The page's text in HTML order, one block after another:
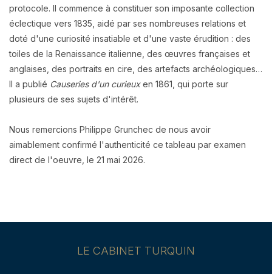
protocole. Il commence à constituer son imposante collection
éclectique vers 1835, aidé par ses nombreuses relations et
doté d'une curiosité insatiable et d'une vaste érudition : des
toiles de la Renaissance italienne, des œuvres françaises et
anglaises, des portraits en cire, des artefacts archéologiques…
Il a publié Causeries d'un curieuxen 1861, qui porte sur
plusieurs de ses sujets d'intérêt.
Nous remercions Philippe Grunchec de nous avoir
aimablement confirmé l'authenticité ce tableau par examen
direct de l'oeuvre, le 21 mai 2026.
LE CABINET TURQUIN